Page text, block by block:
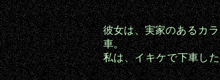
彼女は、実家のあるカ
車。
私は、イキケで下車し